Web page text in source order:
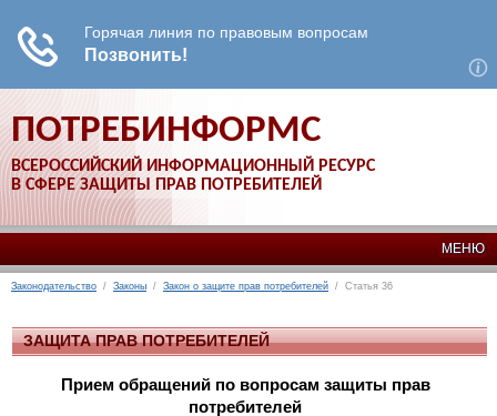
ПОТРЕБИНФОРМС
ВСЕРОССИЙСКИЙ ИНФОРМАЦИОННЫЙ РЕСУРС
В СФЕРЕ ЗАЩИТЫ ПРАВ ПОТРЕБИТЕЛЕЙ
МЕНЮ
Законодательство / Законы / Закон о защите прав потребителей / Статья 36
ЗАЩИТА ПРАВ ПОТРЕБИТЕЛЕЙ
Прием обращений по вопросам защиты прав
потребителей